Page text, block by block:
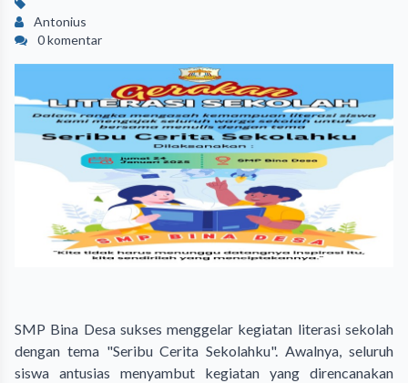
Antonius
0 komentar
SMP Bina Desa sukses menggelar kegiatan literasi sekolah
dengan tema "Seribu Cerita Sekolahku". Awalnya, seluruh
siswa antusias menyambut kegiatan yang direncanakan